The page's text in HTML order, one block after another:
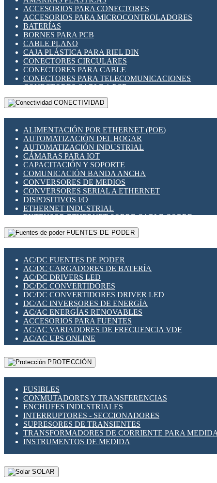
INDICADORES PARA PANEL
INTERFACES DE RELÉ
INTERRUPTORES FIN DE CARRERA
LLAVES CONMUTADORAS
MEDIDORES DE ENERGÍA Y TC'S DE CORRIENTE
MOTORES PASO A PASO
PANTALLAS HMI
PLC -CONTROLADORES LÓGICO PROGRAMABLES
PROGRAMADORES DE HORARIO
RELÉS DE PROTECCIÓN
SENSORES CAPACITIVOS
SENSORES INDUCTIVOS
TEMPORIZADORES
VARIACS
VARIADORES DE FRECUENCIA [VDF]
SECCIONADORES - INTERRUPTORES
MAQUINARIA
ACCESORIOS PARA CONECTORES
ACCESORIOS PARA MICROCONTROLADORES
BATERÍAS
BORNES PARA PCB
CABLE PLANO
CAJA PLÁSTICA PARA RIEL DIN
CONECTORES CIRCULARES
CONECTORES PARA CABLE
CONECTORES PARA TELECOMUNICACIONES
CONECTORES CABLE A PCB
CONECTORES PCB A CABLE
DIP SWITCHES
HERRAMIENTAS VARIAS
ILUMINACIÓN LED
INTERRUPTORES REED
INTERFACES DE RELÉ
OTROS RELÉS
PROTECCIÓN TÉRMICA
RELÉS AUTOMOTRICES
RELÉS DE SEÑAL
RELÉS DE ESTADO SÓLIDO SSR
RELÉS INDUSTRIALES
RELÉS MINIATURA DE POTENCIA
SENSORES MAGNÉTICOS
SWITCH Y MICROSWITCH
TARJETAS PI
UNIÓN Y DERIVACIÓN DE CABLE
CONECTIVIDAD
ALIMENTACIÓN POR ETHERNET (POE)
AUTOMATIZACIÓN DEL HOGAR
AUTOMATIZACIÓN INDUSTRIAL
CÁMARAS PARA IOT
CAPACITACIÓN Y SOPORTE
COMUNICACIÓN BANDA ANCHA
CONVERSORES DE MEDIOS
CONVERSORES SERIAL A ETHERNET
DISPOSITIVOS I/O
ETHERNET INDUSTRIAL
EXTENSOR ETHERNET SOBRE CABLE COBRE
GATEWAY LORAWAN
GESTIÓN DE REDES
PLACAS MODULARES IOT
SWITCHES Y REDES WIFI
SOLUCIONES IOT
SOLUCIONES LORAWAN
SOLUCIONES RED CELULAR
SEGURIDAD PARA REDES
SWITCHES LAN
TELEFONÍA IP (VOIP)
VIGILANCIA IP (CCTV)
MESHTASTIC
FUENTES DE PODER
AC/DC FUENTES DE PODER
AC/DC CARGADORES DE BATERÍA
AC/DC DRIVERS LED
DC/DC CONVERTIDORES
DC/DC CONVERTIDORES DRIVER LED
DC/AC INVERSORES DE ENERGÍA
AC/AC ENERGÍAS RENOVABLES
ACCESORIOS PARA FUENTES
AC/AC VARIADORES DE FRECUENCIA VDF
AC/AC UPS ONLINE
PROTECCIÓN
FUSIBLES
CONMUTADORES Y TRANSFERENCIAS
ENCHUFES INDUSTRIALES
INTERRUPTORES - SECCIONADORES
SUPRESORES DE TRANSIENTES
TRANSFORMADORES DE CORRIENTE PARA
INSTRUMENTOS DE MEDIDA
SOLAR